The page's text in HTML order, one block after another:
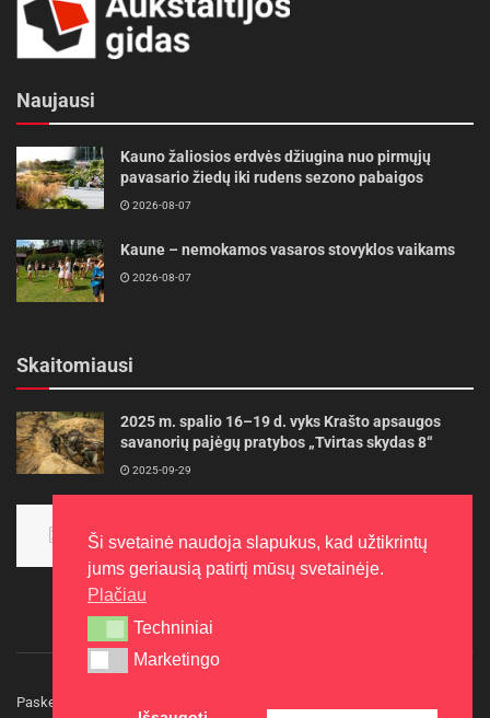
Naujausi
Kauno žaliosios erdvės džiugina nuo pirmųjų
pavasario žiedų iki rudens sezono pabaigos
2026-08-07
Kaune – nemokamos vasaros stovyklos vaikams
2026-08-07
Skaitomiausi
2025 m. spalio 16–19 d. vyks Krašto apsaugos
savanorių pajėgų pratybos „Tvirtas skydas 8“
2025-09-29
aukso
2015-10-30
Paskelbkite naujieną
Ši svetainė naudoja slapukus, kad užtikrintų
jums geriausią patirtį mūsų svetainėje.
Plačiau
Techniniai
Techniniai
Marketingo
Marketingo